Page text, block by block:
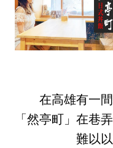
在高雄有一
「然亭町」在巷
難以